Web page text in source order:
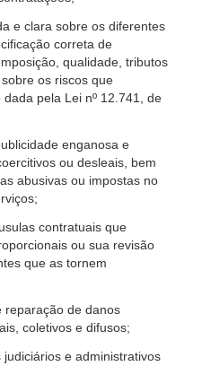
e clara sobre os diferentes
correta de
qualidade, tributos
os riscos que
pela Lei nº 12.741, de
enganosa e
ou desleais, bem
abusivas ou impostas no
contratuais que
ou sua revisão
que as tornem
reparação de danos
coletivos e difusos;
e administrativos